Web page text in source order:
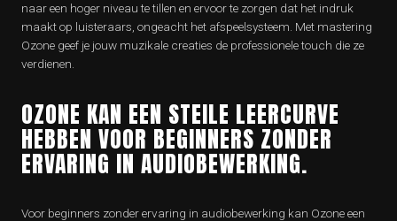
naar een hoger niveau te tillen en ervoor te zorgen dat het indruk
maakt op luisteraars, ongeacht het afspeelsysteem. Met mastering
Ozone geef je jouw muzikale creaties de professionele touch die ze
verdienen.
OZONE KAN EEN STEILE LEERCURVE
HEBBEN VOOR BEGINNERS ZONDER
ERVARING IN AUDIOBEWERKING.
Voor beginners zonder ervaring in audiobewerking kan Ozone een